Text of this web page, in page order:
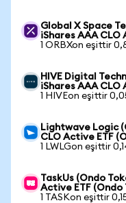
Global X Space
iShares AAA CLO
1 ORBXon eşittir
HIVE Digital
iShares AAA CLO
1 HIVEon eşittir
Lightwave Logic
CLO Active ETF
1 LWLGon eşittir
TaskUs (Ondo
Active ETF (Ondo
1 TASKon eşittir